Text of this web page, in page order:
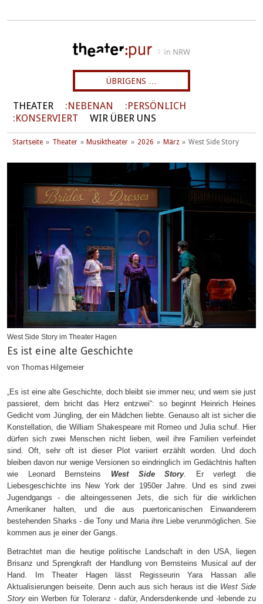
ÜBRIGENS …
THEATER NEBENAN
PERSÖNLICH
KONSERVIERT
WIR ÜBER UNS
Startseite Theater Musiktheater 2026 März West Side Story
West Side Story im Theater Hagen
Es ist eine alte Geschichte
von Thomas Hilgemeier
„Es ist eine alte Geschichte, doch bleibt sie immer neu; und wem sie just
passieret, dem bricht das Herz entzwei“: so beginnt Heinrich Heines
Gedicht vom Jüngling, der ein Mädchen liebte. Genauso alt ist sicher die
Konstellation, die William Shakespeare mit Romeo und Julia schuf. Hier
dürfen sich zwei Menschen nicht lieben, weil ihre Familien verfeindet
sind. Oft, sehr oft ist dieser Plot variiert erzählt worden. Und doch
bleiben davon nur wenige Versionen so eindringlich im Gedächtnis haften
wie Leonard Bernsteins West Side Story. Er verlegt die
Liebesgeschichte ins New York der 1950er Jahre. Und es sind zwei
Jugendgangs - die alteingessenen Jets, die sich für die wirklichen
Amerikaner halten, und die aus puertoricanischen Einwanderern
bestehenden Sharks - die Tony und Maria ihre Liebe verunmöglichen. Sie
kommen aus je einer der Gangs.
Betrachtet man die heutige politische Landschaft in den USA, liegen
Brisanz und Sprengkraft der Handlung von Bernsteins Musical auf der
Hand. Im Theater Hagen lässt Regisseurin Yara Hassan alle
Aktualisierungen beiseite. Denn auch aus sich heraus ist die West Side
Story ein Werben für Toleranz - dafür, Andersdenkende und -lebende zu